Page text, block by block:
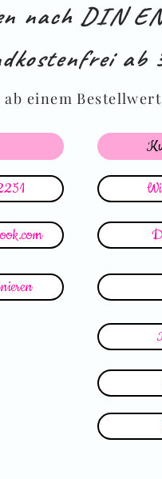
nach DIN
ab
ab einem